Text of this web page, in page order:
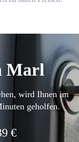
Marl
wird Ihnen im
geholfen.
€